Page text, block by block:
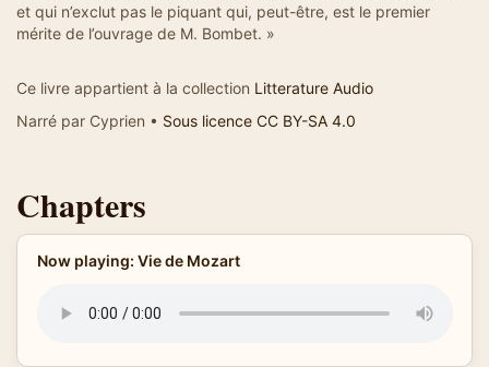
et qui n’exclut pas le piquant qui, peut-être, est le premier
mérite de l’ouvrage de M. Bombet. »
Ce livre appartient à la collection Litterature Audio
Narré par Cyprien • Sous licence CC BY-SA 4.0
Chapters
Now playing: Vie de Mozart